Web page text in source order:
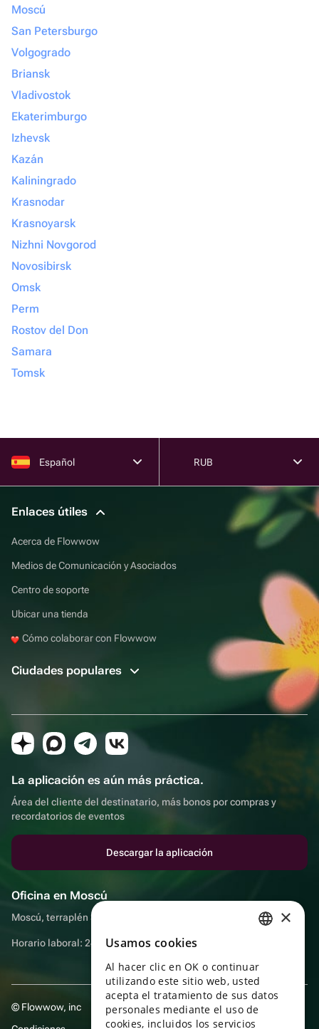
Moscú
San Petersburgo
Volgogrado
Briansk
Vladivostok
Ekaterimburgo
Izhevsk
Kazán
Kaliningrado
Krasnodar
Krasnoyarsk
Nizhni Novgorod
Novosibirsk
Omsk
Perm
Rostov del Don
Samara
Tomsk
Español RUB
Enlaces útiles
Acerca de Flowwow
Medios de Comunicación y Asociados
Centro de soporte
Ubicar una tienda
Cómo colaborar con Flowwow
Ciudades populares
La aplicación es aún más práctica.
Área del cliente del destinatario, más bonos por compras y
recordatorios de eventos
Descargar la aplicación
Oficina en Moscú
Moscú, terraplén Sadovnicheskaya, 9, sala 2/3
Horario laboral: 24 horas
© Flowwow, inc
ENGLISH
UKRAINIAN
PORTUGUESE
×
Usamos cookies
Al hacer clic en OK o continuar
utilizando este sitio web, usted
acepta el tratamiento de sus datos
personales mediante el uso de
cookies, incluidos los servicios